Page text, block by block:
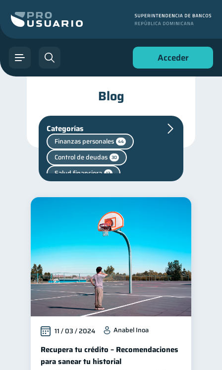
Acceder
Blog
Categorías
Finanzas personales 44
Control de deudas 30
Salud financiera 12
Retiro
Manejo de deudas 31
Educación financiera
Finanzas para jóvenes 30
Finanzas familiares
Inclusión financiera 22
Bienestar financiero 22
Finanzas para mujeres 20
Seguridad financiera 13
11 / 03 / 2024 Anabel Inoa
Recupera tu crédito – Recomendaciones
para sanear tu historial